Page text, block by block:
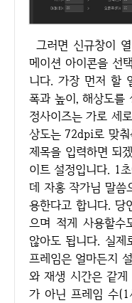
그러면 신규창이 열립니다. 작품 용도는 1번의 애니
메이션 아이콘을 선
니다. 가장 먼저 할
폭과 높이, 해상도를
정사이즈는 가로 세
상도는 72dpi로 맞
제목을 입력하면 되
이트 설정입니다. 1
데 자홍 작가님 말씀
용한다고 합니다. 당
으며 적게 사용할수
않아도 됩니다. 실제
프레임은 얼마든지
와 재생 시간은 같
가 아닌 프레임 수(1